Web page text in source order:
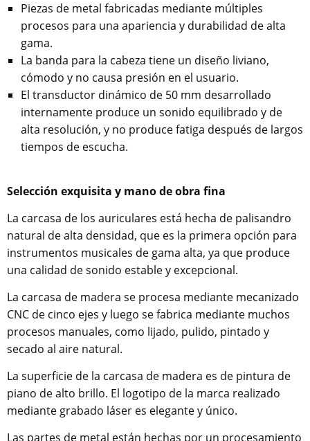
Piezas de metal fabricadas mediante múltiples
procesos para una apariencia y durabilidad de alta
gama.
La banda para la cabeza tiene un diseño liviano,
cómodo y no causa presión en el usuario.
El transductor dinámico de 50 mm desarrollado
internamente produce un sonido equilibrado y de
alta resolución, y no produce fatiga después de largos
tiempos de escucha.
Selección exquisita y mano de obra fina
La carcasa de los auriculares está hecha de palisandro
natural de alta densidad, que es la primera opción para
instrumentos musicales de gama alta, ya que produce
una calidad de sonido estable y excepcional.
La carcasa de madera se procesa mediante mecanizado
CNC de cinco ejes y luego se fabrica mediante muchos
procesos manuales, como lijado, pulido, pintado y
secado al aire natural.
La superficie de la carcasa de madera es de pintura de
piano de alto brillo. El logotipo de la marca realizado
mediante grabado láser es elegante y único.
Las partes de metal están hechas por un procesamiento